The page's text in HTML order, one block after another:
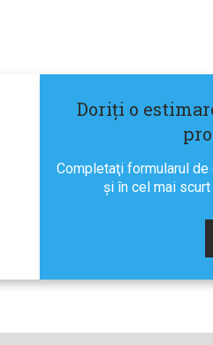
Doriţi o
Completaţi formularul
şi în cel mai